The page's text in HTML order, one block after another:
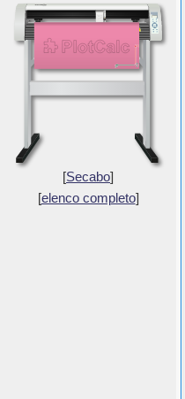
[Secabo]
[elenco completo]